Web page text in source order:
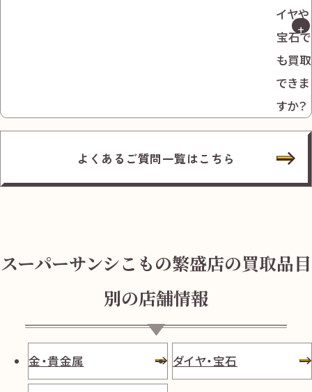
イヤや
宝石で
も買取
できま
すか？
よくあるご質問一覧はこちら
スーパーサンシこもの繁盛店の買取品目
別の店舗情報
金・貴金属 ダイヤ・宝石